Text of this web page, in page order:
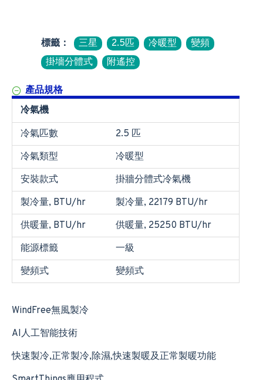
標籤： 三星 2.5匹 冷暖型
變頻
掛墻分體式
附遙控
產品規格
冷氣機
冷氣匹數
2.5 匹
冷氣類型
冷暖型
安裝款式
掛牆分體式冷氣機
製冷量, BTU/hr
製冷量, 22179 BTU/hr
供暖量, BTU/hr
供暖量, 25250 BTU/hr
能源標籤
一級
變頻式
變頻式
WindFree無風製冷
AI人工智能技術
快速製冷,正常製冷,除濕,快速製暖及正常製暖功能